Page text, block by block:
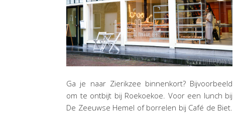
Ga je naar Zierikzee binnenkort? Bijvoorbeeld
om te ontbijt bij Roekoekoe. Voor een lunch bij
De Zeeuwse Hemel of borrelen bij Café de Biet.